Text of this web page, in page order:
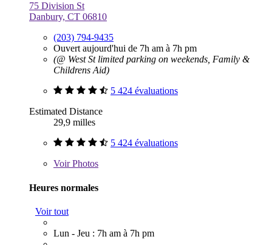
75 Division St
Danbury, CT 06810
(203) 794-9435
Ouvert aujourd'hui de 7h am à 7h pm
(@ West St limited parking on weekends, Family &
Childrens Aid)
5 424 évaluations
Estimated Distance
29,9 milles
5 424 évaluations
VoirPhotos
Heures normales
Voir tout
Lun - Jeu : 7h am à 7h pm